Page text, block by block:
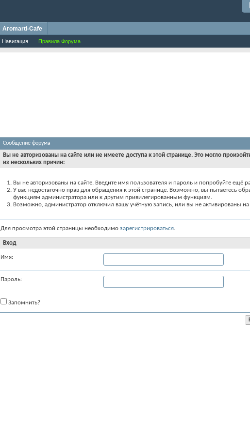
Навигация Правила Форума
Aromarti-Cafe
Сообщение форума
Вы не авторизованы на сайте или не имеете доступа к этой странице. Это могло
из нескольких причин:
Вы не авторизованы на сайте. Введите имя пользователя и пароль и попробуйте ещё
У вас недостаточно прав для обращения к этой странице. Возможно, вы пытаетесь
функциям администратора или к другим привилегированным функциям.
Возможно, администратор отключил вашу учётную запись, или вы не активированы на
Для просмотра этой страницы необходимо зарегистрироваться.
Вход
Имя:
Пароль:
Запомнить?